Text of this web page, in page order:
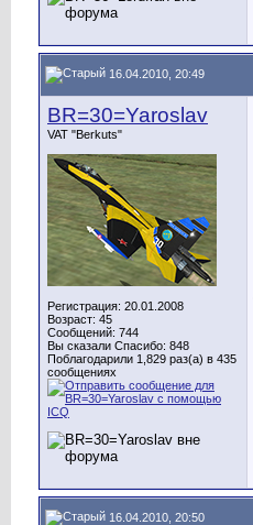
16.04.2010, 20:49
BR=30=Yaroslav
VAT "Berkuts"
Регистрация: 20.01.2008
Возраст: 45
Сообщений: 744
Вы сказали Спасибо: 848
Поблагодарили 1,829 раз(а) в 435
сообщениях
16.04.2010, 20:50